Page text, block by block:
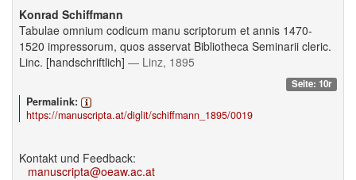
Konrad Schiffmann
Tabulae omnium codicum manu scriptorum et annis 1470-
1520 impressorum, quos asservat Bibliotheca Seminarii cleric.
Linc. [handschriftlich] — Linz, 1895
Seite: 10r
Permalink:
https://manuscripta.at/diglit/schiffmann_1895/0019
Kontakt und Feedback:
manuscripta@oeaw.ac.at